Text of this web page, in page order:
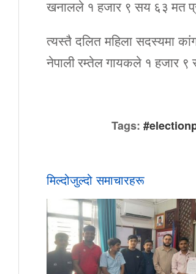
खनालले १ हजार ९ सय ६३ मत
त्यस्तै दलित महिला सदस्यमा
नेपाली रम्तेल गायकले १ हजार ९
Tags:
मिल्दोजुल्दो समाचारहरू